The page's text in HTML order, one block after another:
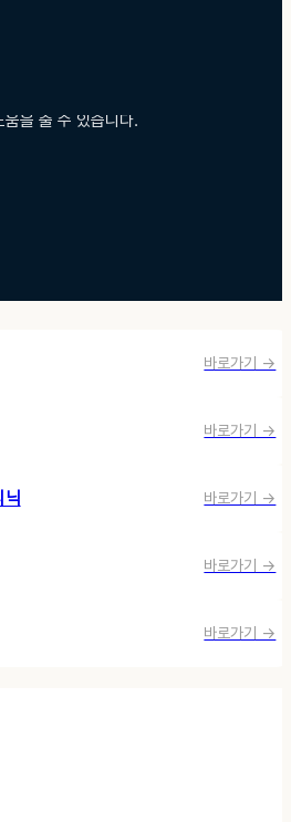
며, 치아손상이나 인후통 등의
을 줄 수 있습니다.
줄이는 데 도움을 줄 수
바로가기 →
바로가기 →
바로가기 →
바로가기 →
바로가기 →